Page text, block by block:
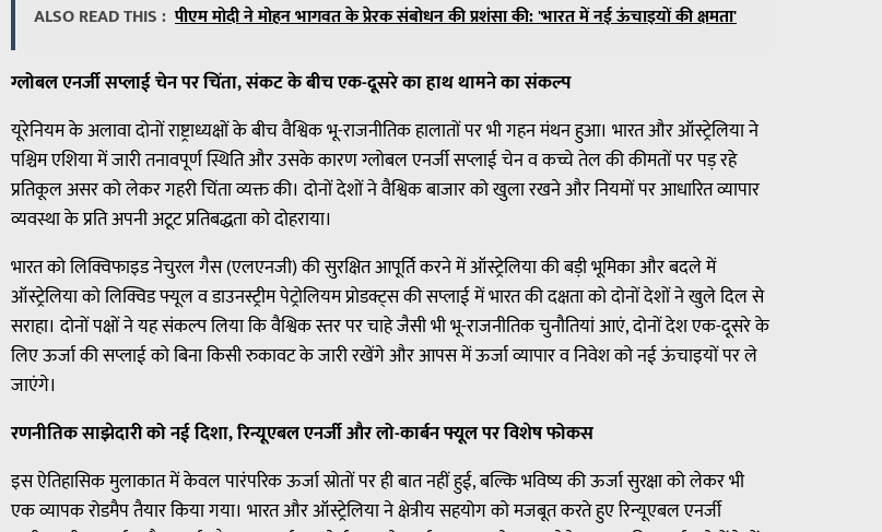
ALSO READ THIS : पीएम मोदी ने मोहन भागवत के प्रेरक संबोधन की प्रशंसा की: 'भारत में नई ऊंचाइयों की क्षमता'
ग्लोबल एनर्जी सप्लाई चेन पर चिंता, संकट के बीच एक-दूसरे का हाथ थामने का संकल्प
यूरेनियम के अलावा दोनों राष्ट्राध्यक्षों के बीच वैश्विक भू-राजनीतिक हालातों पर भी गहन मंथन हुआ। भारत और ऑस्ट्रेलिया ने
पश्चिम एशिया में जारी तनावपूर्ण स्थिति और उसके कारण ग्लोबल एनर्जी सप्लाई चेन व कच्चे तेल की कीमतों पर पड़ रहे
प्रतिकूल असर को लेकर गहरी चिंता व्यक्त की। दोनों देशों ने वैश्विक बाजार को खुला रखने और नियमों पर आधारित व्यापार
व्यवस्था के प्रति अपनी अटूट प्रतिबद्धता को दोहराया।
भारत को लिक्विफाइड नेचुरल गैस (एलएनजी) की सुरक्षित आपूर्ति करने में ऑस्ट्रेलिया की बड़ी भूमिका और बदले में
ऑस्ट्रेलिया को लिक्विड फ्यूल व डाउनस्ट्रीम पेट्रोलियम प्रोडक्ट्स की सप्लाई में भारत की दक्षता को दोनों देशों ने खुले दिल से
सराहा। दोनों पक्षों ने यह संकल्प लिया कि वैश्विक स्तर पर चाहे जैसी भी भू-राजनीतिक चुनौतियां आएं, दोनों देश एक-दूसरे के
लिए ऊर्जा की सप्लाई को बिना किसी रुकावट के जारी रखेंगे और आपस में ऊर्जा व्यापार व निवेश को नई ऊंचाइयों पर ले
जाएंगे।
रणनीतिक साझेदारी को नई दिशा, रिन्यूएबल एनर्जी और लो-कार्बन फ्यूल पर विशेष फोकस
इस ऐतिहासिक मुलाकात में केवल पारंपरिक ऊर्जा स्रोतों पर ही बात नहीं हुई, बल्कि भविष्य की ऊर्जा सुरक्षा को लेकर भी
एक व्यापक रोडमैप तैयार किया गया। भारत और ऑस्ट्रेलिया ने क्षेत्रीय सहयोग को मजबूत करते हुए रिन्यूएबल एनर्जी